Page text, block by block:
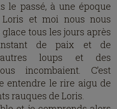
le passé, à une époque
et moi nous nous
tous les jours après
de paix et de
loups et des
incombaient. C’est
entendre le rire aigu de
rauques de Loris.